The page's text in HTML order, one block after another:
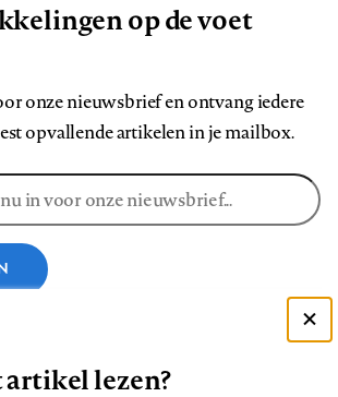
op de voet
onze nieuwsbrief en ontvang iedere
opvallende artikelen in je mailbox.
lezen?